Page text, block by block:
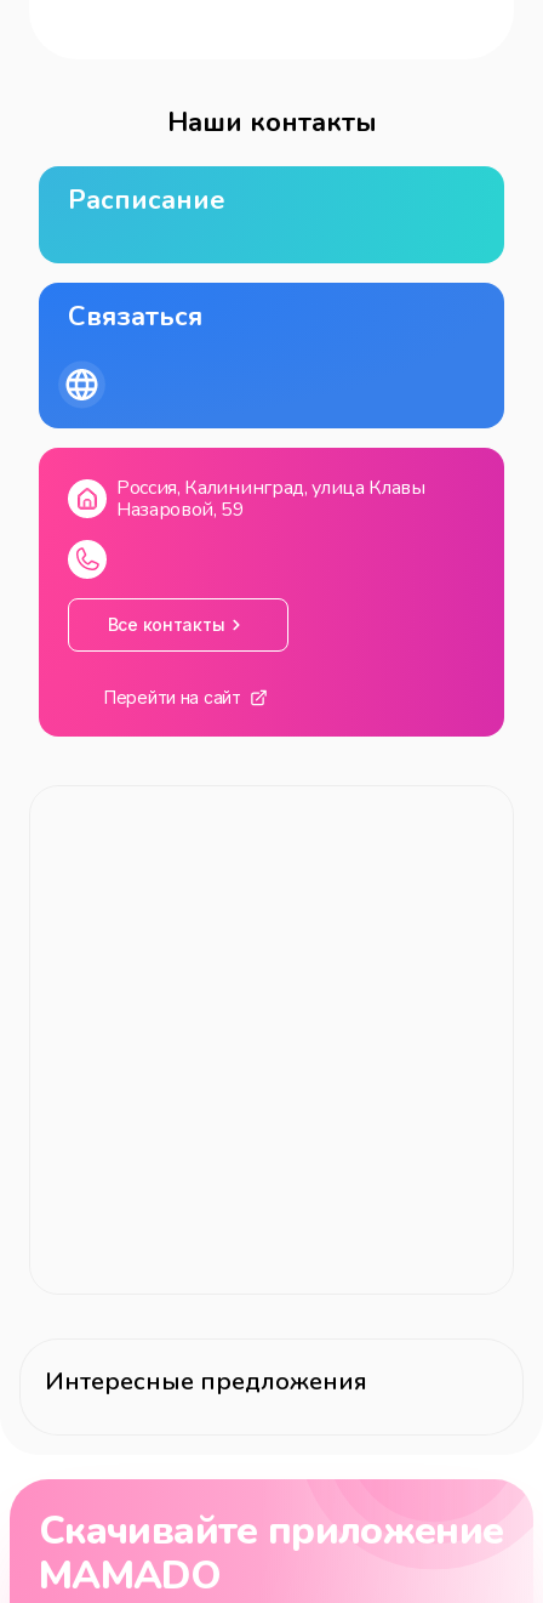
Наши контакты
Расписание
Связаться
Россия, Калининград, улица Клавы
Назаровой, 59
Все контакты
Перейти на сайт
Интересные предложения
Скачивайте приложение
MAMADO